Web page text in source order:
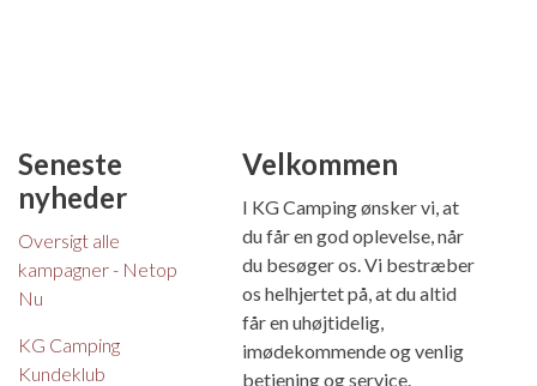
Seneste
nyheder
Oversigt alle
kampagner - Netop
Nu
KG Camping
Kundeklub
Velkommen
I KG Camping ønsker vi, at
du får en god oplevelse, når
du besøger os. Vi bestræber
os helhjertet på, at du altid
får en uhøjtidelig,
imødekommende og venlig
betjening og service.